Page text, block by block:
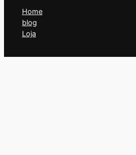
Home
blog
Loja